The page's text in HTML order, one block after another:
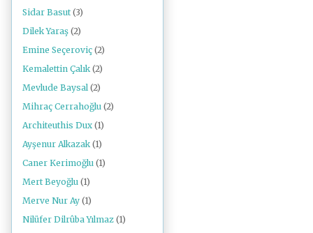
Sidar Basut (3)
Dilek Yaraş (2)
Emine Seçeroviç (2)
Kemalettin Çalık (2)
Mevlude Baysal (2)
Mihraç Cerrahoğlu (2)
Architeuthis Dux (1)
Ayşenur Alkazak (1)
Caner Kerimoğlu (1)
Mert Beyoğlu (1)
Merve Nur Ay (1)
Nilüfer Dilrûba Yılmaz (1)